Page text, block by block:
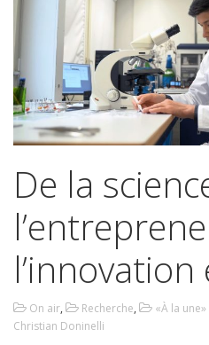
De la
On air, Recherche, «À la une»
Christian Doninelli